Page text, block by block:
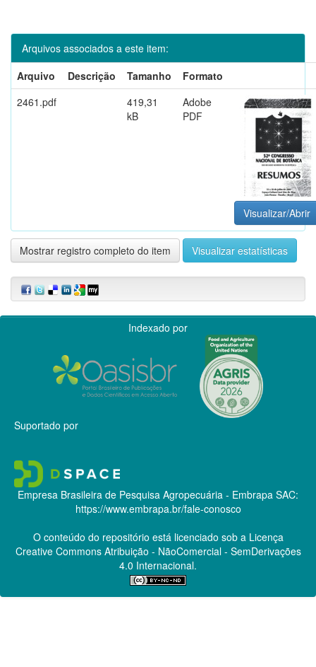
Arquivos associados a este item:
Arquivo
Descrição Tamanho
Formato
2461.pdf
419,31
kB
Adobe
PDF
Visualizar/Abrir
Mostrar registro completo do item Visualizar estatísticas
Indexado por
Suportado por
Empresa Brasileira de Pesquisa Agropecuária - Embrapa SAC:
https://www.embrapa.br/fale-conosco
O conteúdo do repositório está licenciado sob a Licença
Creative CommonsAtribuição - NãoComercial - SemDerivações
4.0 Internacional.